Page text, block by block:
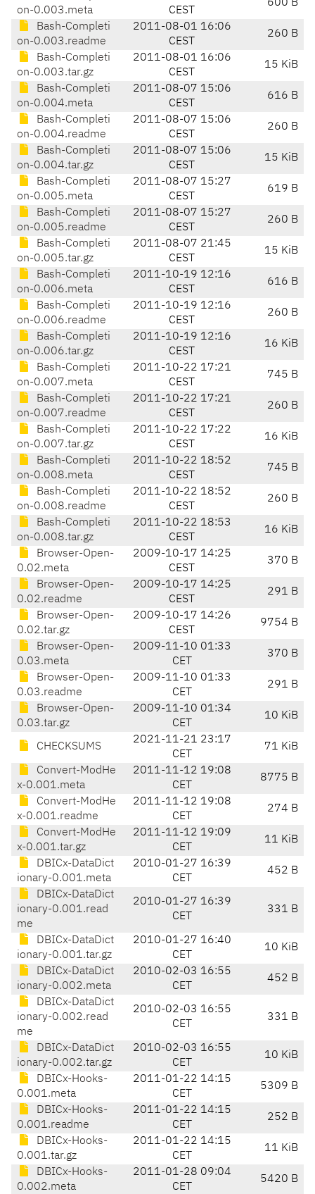
on-0.003.meta
CEST
600 B
Bash-Completi
on-0.003.readme
2011-08-01 16:06
CEST
260 B
Bash-Completi
on-0.003.tar.gz
2011-08-01 16:06
CEST
15 KiB
Bash-Completi
on-0.004.meta
2011-08-07 15:06
CEST
616 B
Bash-Completi
on-0.004.readme
2011-08-07 15:06
CEST
260 B
Bash-Completi
on-0.004.tar.gz
2011-08-07 15:06
CEST
15 KiB
Bash-Completi
on-0.005.meta
2011-08-07 15:27
CEST
619 B
Bash-Completi
on-0.005.readme
2011-08-07 15:27
CEST
260 B
Bash-Completi
on-0.005.tar.gz
2011-08-07 21:45
CEST
15 KiB
Bash-Completi
on-0.006.meta
2011-10-19 12:16
CEST
616 B
Bash-Completi
on-0.006.readme
2011-10-19 12:16
CEST
260 B
Bash-Completi
on-0.006.tar.gz
2011-10-19 12:16
CEST
16 KiB
Bash-Completi
on-0.007.meta
2011-10-22 17:21
CEST
745 B
Bash-Completi
on-0.007.readme
2011-10-22 17:21
CEST
260 B
Bash-Completi
on-0.007.tar.gz
2011-10-22 17:22
CEST
16 KiB
Bash-Completi
on-0.008.meta
2011-10-22 18:52
CEST
745 B
Bash-Completi
on-0.008.readme
2011-10-22 18:52
CEST
260 B
Bash-Completi
on-0.008.tar.gz
2011-10-22 18:53
CEST
16 KiB
Browser-Open-
0.02.meta
2009-10-17 14:25
CEST
370 B
Browser-Open-
0.02.readme
2009-10-17 14:25
CEST
291 B
Browser-Open-
0.02.tar.gz
2009-10-17 14:26
CEST
9754 B
Browser-Open-
0.03.meta
2009-11-10 01:33
CET
370 B
Browser-Open-
0.03.readme
2009-11-10 01:33
CET
291 B
Browser-Open-
0.03.tar.gz
2009-11-10 01:34
CET
10 KiB
CHECKSUMS
2021-11-21 23:17
CET
71 KiB
Convert-ModHe
x-0.001.meta
2011-11-12 19:08
CET
8775 B
Convert-ModHe
x-0.001.readme
2011-11-12 19:08
CET
274 B
Convert-ModHe
x-0.001.tar.gz
2011-11-12 19:09
CET
11 KiB
DBICx-DataDict
ionary-0.001.meta
2010-01-27 16:39
CET
452 B
DBICx-DataDict
ionary-0.001.read
me
2010-01-27 16:39
CET
331 B
DBICx-DataDict
ionary-0.001.tar.gz
2010-01-27 16:40
CET
10 KiB
DBICx-DataDict
ionary-0.002.meta
2010-02-03 16:55
CET
452 B
DBICx-DataDict
ionary-0.002.read
me
2010-02-03 16:55
CET
331 B
DBICx-DataDict
ionary-0.002.tar.gz
2010-02-03 16:55
CET
10 KiB
DBICx-Hooks-
0.001.meta
2011-01-22 14:15
CET
5309 B
DBICx-Hooks-
0.001.readme
2011-01-22 14:15
CET
252 B
DBICx-Hooks-
0.001.tar.gz
2011-01-22 14:15
CET
11 KiB
DBICx-Hooks-
0.002.meta
2011-01-28 09:04
CET
5420 B